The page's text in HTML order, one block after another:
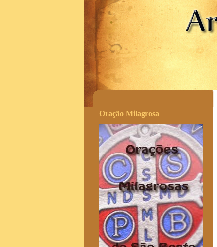
.
Oração Milagrosa